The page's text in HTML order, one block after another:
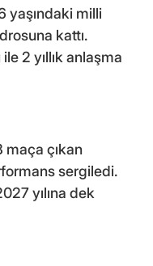
yaşındaki milli
kattı.
2 yıllık anlaşma
çıkan
sergiledi.
yılına dek